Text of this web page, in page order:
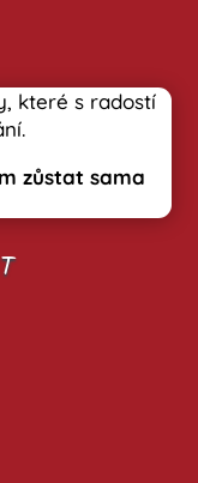
které s radostí
zůstat sama